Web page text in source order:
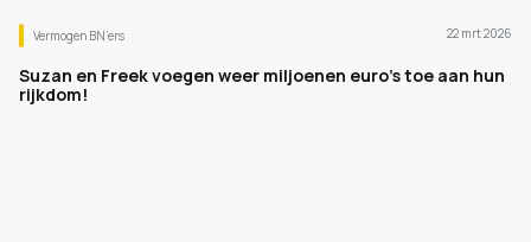
Vermogen BN’ers 22 mrt 2026
Suzan en Freek voegen weer miljoenen euro's toe aan hun
rijkdom!